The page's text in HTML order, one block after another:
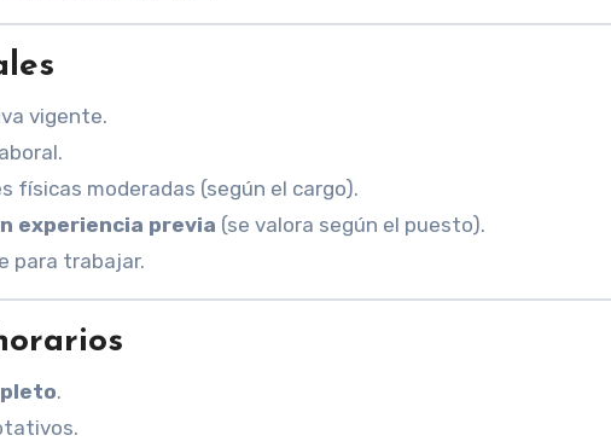
vigente.
físicas moderadas (según el cargo).
experiencia previa (se valora según el puesto).
para trabajar.
.